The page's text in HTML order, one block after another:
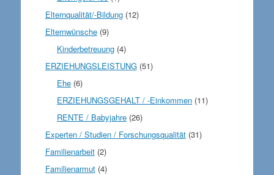
Elternqualität/-Bildung(12)
Elternwünsche(9)
Kinderbetreuung (4)
ERZIEHUNGSLEISTUNG(51)
Ehe (6)
ERZIEHUNGSGEHALT / -Einkommen (11)
RENTE / Babyjahre (26)
Experten / Studien / Forschungsqualität(31)
Familienarbeit(2)
Familienarmut(4)